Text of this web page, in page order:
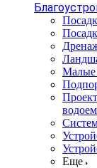
Малые
Еще